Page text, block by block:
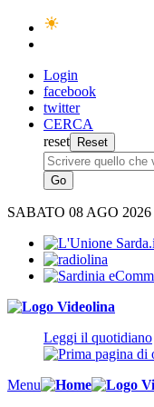
Login
facebook
twitter
CERCA
reset
SABATO 08 AGO 2026
Leggi il quotidiano
Menu